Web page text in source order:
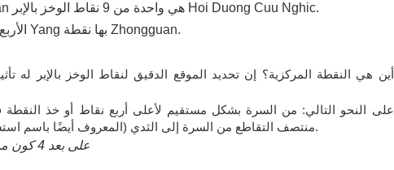
نقطة الوخز بالإبر Trung Quan هي واحدة من 9 نقاط الوخز بالإبر Hoi Duong Cuu Nghic.
إحدى نقاط Hoi Qi الأربع في دائرة Yang بها نقطة Zhongguan.
أين هي النقطة المركزية؟ إن تحديد الموقع الدقيق لنقاط الوخز بالإبر له
منتصف التقاطع من السرة إلى الثدي (المعروف أيضًا باسم استسقاء الرأس - خط التقاء الضلعين).
تقع نقطة Trung Quan على بعد 4 كون من السرة